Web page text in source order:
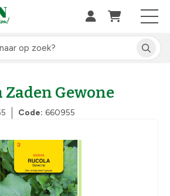
Zaden Gewone
Code: 660955